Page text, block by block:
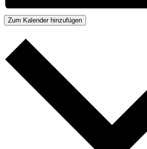
Zum Kalender hinzufügen